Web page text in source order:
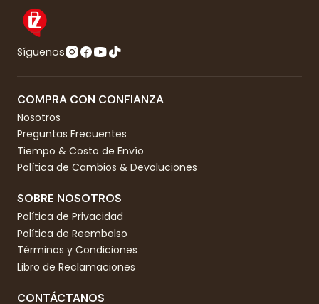
Síguenos
COMPRA CON CONFIANZA
Nosotros
Preguntas Frecuentes
Tiempo & Costo de Envío
Política de Cambios & Devoluciones
SOBRE NOSOTROS
Política de Privacidad
Política de Reembolso
Términos y Condiciones
Libro de Reclamaciones
CONTÁCTANOS